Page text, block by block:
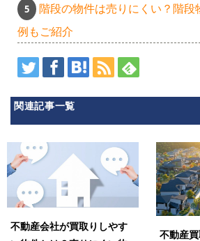
階段の物件は売りにくい？階段
例もご紹介
関連記事一覧
不動産会社が買取りしやす
不動産